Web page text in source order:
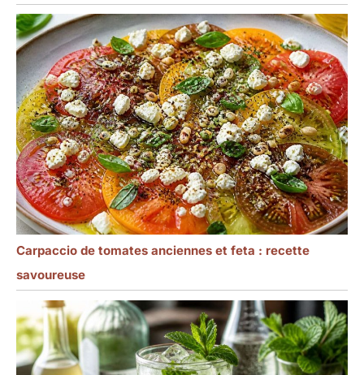
Carpaccio de tomates anciennes et feta : recette
savoureuse